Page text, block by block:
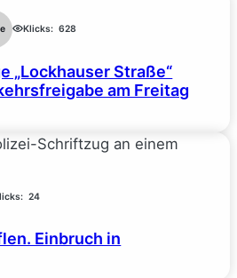
Klicks: 628
„Lockhauser Straße“
am Freitag
24
Einbruch in